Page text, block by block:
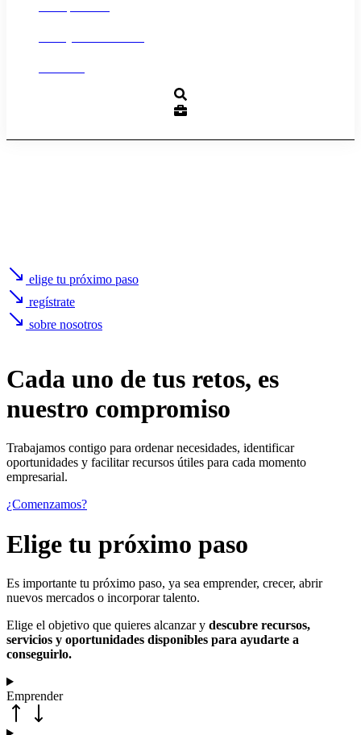
elige tu próximo paso
regístrate
sobre nosotros
Cada uno de tus retos, es
nuestro compromiso
Trabajamos contigo para ordenar necesidades, identificar
oportunidades y facilitar recursos útiles para cada momento
empresarial.
¿Comenzamos?
Elige tu próximo paso
Es importante tu próximo paso, ya sea emprender, crecer, abrir
nuevos mercados o incorporar talento.
Elige el objetivo que quieres alcanzar y descubre recursos,
servicios y oportunidades disponibles para ayudarte a
conseguirlo.
Emprender